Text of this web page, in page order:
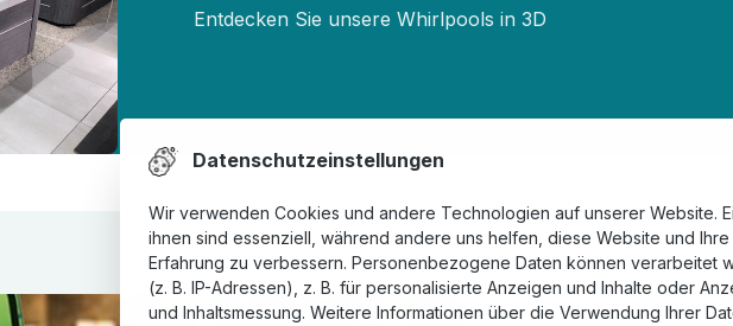
Entdecken Sie unsere Whirlpools in 3D
Datenschutzeinstellungen
Wir verwenden Cookies und andere Technologien auf unserer Website.
ihnen sind essenziell, während andere uns helfen, diese Website und Ihre
Erfahrung zu verbessern. Personenbezogene Daten können verarbeitet
(z. B. IP-Adressen), z. B. für personalisierte Anzeigen und Inhalte oder
und Inhaltsmessung. Weitere Informationen über die Verwendung Ihrer